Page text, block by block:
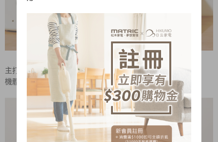
主打蒸、煎、煮、燉、炒，滿足各式料理需求
機體小巧不占空間，外箱有提把，不僅攜帶方便也很好收納！